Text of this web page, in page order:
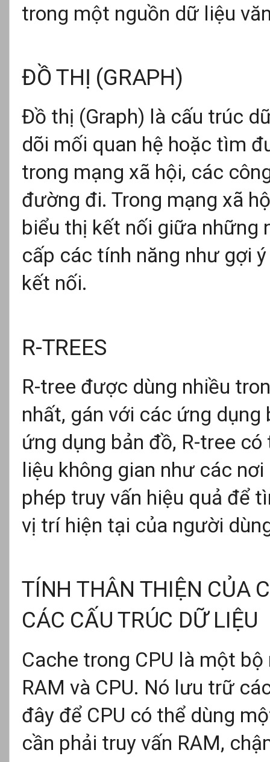
trong một nguồn dữ liệu
ĐỒ THỊ (GRAPH)
Đồ thị (Graph) là cấu trúc
dõi mối quan hệ hoặc tìm
trong mạng xã hội, các
đường đi. Trong mạng xã
biểu thị kết nối giữa những
cấp các tính năng như gợi
kết nối.
R-TREES
R-tree được dùng nhiều
nhất, gán với các ứng dụng
ứng dụng bản đồ, R-tree
liệu không gian như các
phép truy vấn hiệu quả để
vị trí hiện tại của người
TÍNH THÂN THIỆN CỦA
CÁC CẤU TRÚC DỮ LIỆU
Cache trong CPU là một
RAM và CPU. Nó lưu trữ
đây để CPU có thể dùng
cần phải truy vấn RAM,